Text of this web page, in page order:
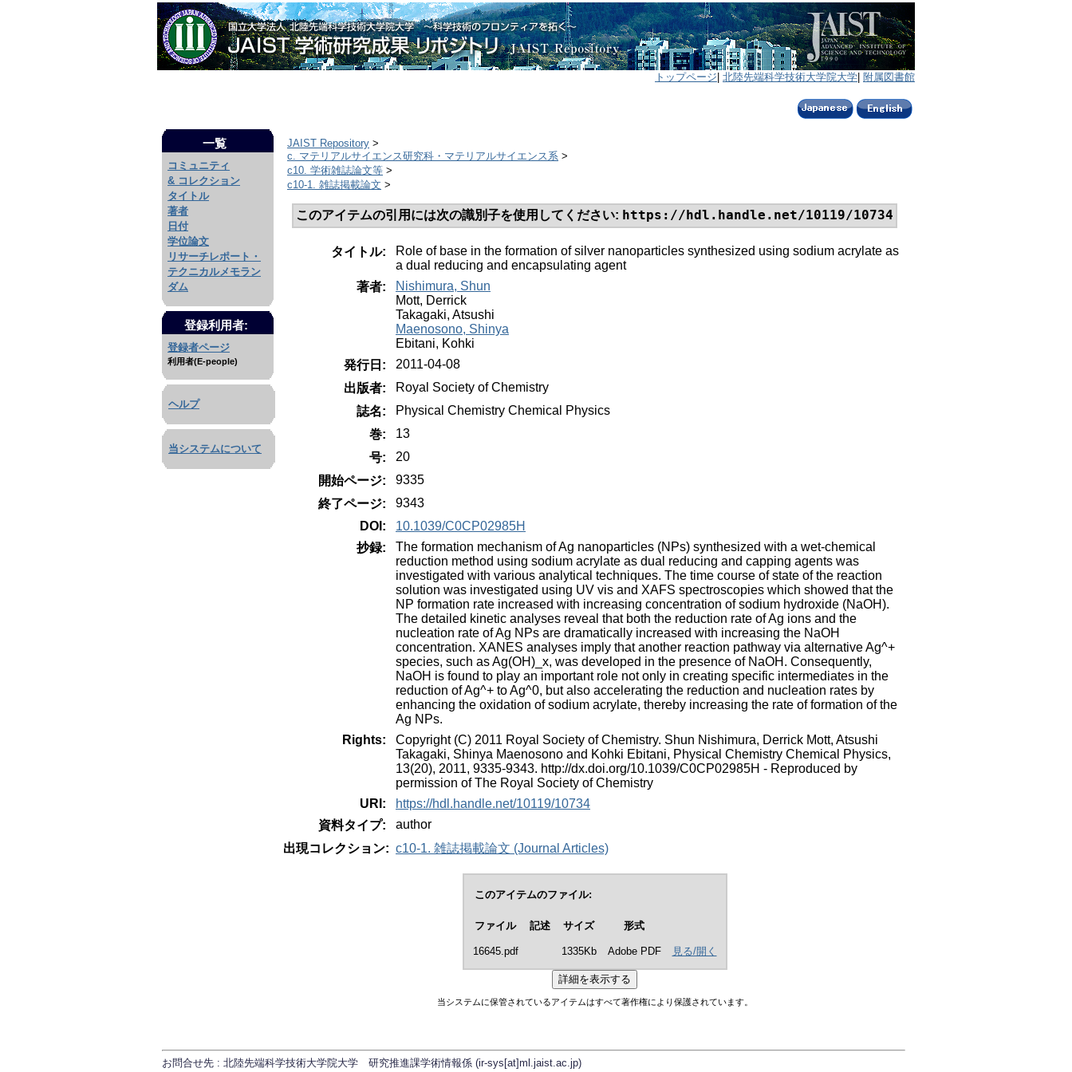
トップページ 北陸先端科学技術大学院大学 附属図書館
一覧
コミュニティ
& コレクション
タイトル
著者
日付
学位論文
リサーチレポート・
テクニカルメモラン
ダム
登録利用者:
登録者ページ
利用者(E-people)
ヘルプ
当システムについて
JAIST Repository >
c. マテリアルサイエンス研究科・マテリアルサイエンス系 >
c10. 学術雑誌論文等 >
c10-1. 雑誌掲載論文 >
このアイテムの引用には次の識別子を使用してください: https://hdl.handle.net/10119/10734
タイトル:
Role of base in the formation of silver nanoparticles synthesized using sodium acrylate as
a dual reducing and encapsulating agent
著者:
Nishimura, Shun
Mott, Derrick
Takagaki, Atsushi
Maenosono, Shinya
Ebitani, Kohki
発行日:
2011-04-08
出版者:
Royal Society of Chemistry
誌名:
Physical Chemistry Chemical Physics
巻:
13
号:
20
開始ページ:
9335
終了ページ:
9343
DOI:
10.1039/C0CP02985H
抄録:
The formation mechanism of Ag nanoparticles (NPs) synthesized with a wet-chemical
reduction method using sodium acrylate as dual reducing and capping agents was
investigated with various analytical techniques. The time course of state of the reaction
solution was investigated using UV vis and XAFS spectroscopies which showed that the
NP formation rate increased with increasing concentration of sodium hydroxide (NaOH).
The detailed kinetic analyses reveal that both the reduction rate of Ag ions and the
nucleation rate of Ag NPs are dramatically increased with increasing the NaOH
concentration. XANES analyses imply that another reaction pathway via alternative Ag^+
species, such as Ag(OH)_x, was developed in the presence of NaOH. Consequently,
NaOH is found to play an important role not only in creating specific intermediates in the
reduction of Ag^+ to Ag^0, but also accelerating the reduction and nucleation rates by
enhancing the oxidation of sodium acrylate, thereby increasing the rate of formation of the
Ag NPs.
Rights:
Copyright (C) 2011 Royal Society of Chemistry. Shun Nishimura, Derrick Mott, Atsushi
Takagaki, Shinya Maenosono and Kohki Ebitani, Physical Chemistry Chemical Physics,
13(20), 2011, 9335-9343. http://dx.doi.org/10.1039/C0CP02985H - Reproduced by
permission of The Royal Society of Chemistry
URI:
https://hdl.handle.net/10119/10734
資料タイプ:
author
出現コレクション: c10-1. 雑誌掲載論文 (Journal Articles)
このアイテムのファイル:
ファイル 記述 サイズ 形式
16645.pdf 1335Kb Adobe PDF 見る/開く
当システムに保管されているアイテムはすべて著作権により保護されています。
お問合せ先 : 北陸先端科学技術大学院大学 研究推進課学術情報係 (ir-sys[at]ml.jaist.ac.jp)